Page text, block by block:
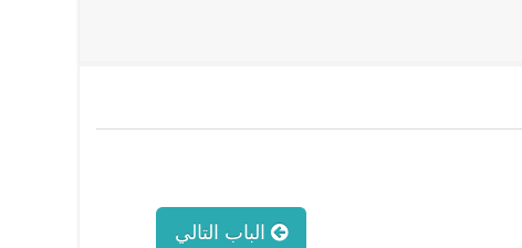
الباب التالي